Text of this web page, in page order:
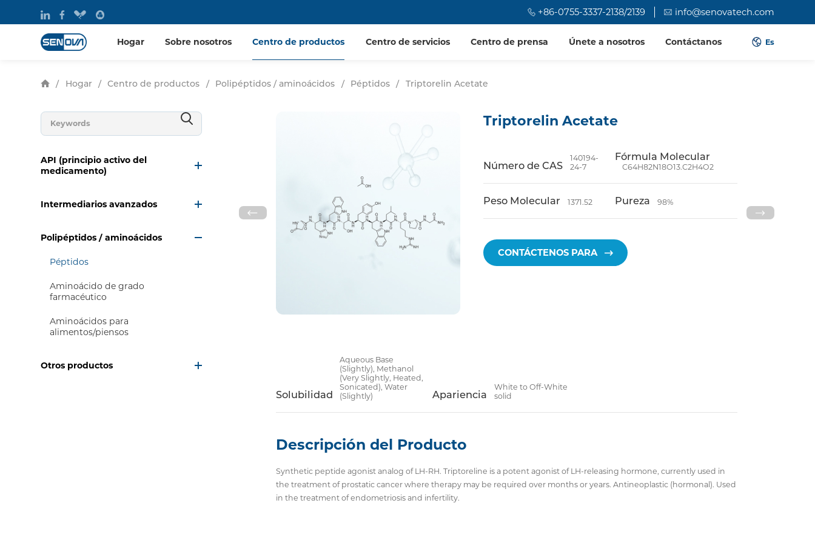
+86-0755-3337-2138/2139 info@senovatech.com
Hogar Sobre nosotros Centro de productos Centro de servicios Centro de prensa Únete a nosotros Contáctanos Es
/ Hogar / Centro de productos / Polipéptidos / aminoácidos / Péptidos / Triptorelin Acetate
API (principio activo del
medicamento)
Intermediarios avanzados
Polipéptidos / aminoácidos
Péptidos
Aminoácido de grado
farmacéutico
Aminoácidos para
alimentos/piensos
Otros productos
Triptorelin Acetate
Número de CAS
140194-
24-7
Fórmula Molecular
C64H82N18O13.C2H4O2
Peso Molecular 1371.52 Pureza 98%
CONTÁCTENOS PARA
Solubilidad
Aqueous Base
(Slightly), Methanol
(Very Slightly, Heated,
Sonicated), Water
(Slightly)
Apariencia
White to Off-White
solid
Descripción del Producto
Synthetic peptide agonist analog of LH-RH. Triptoreline is a potent agonist of LH-releasing hormone, currently used in
the treatment of prostatic cancer where therapy may be required over months or years. Antineoplastic (hormonal). Used
in the treatment of endometriosis and infertility.